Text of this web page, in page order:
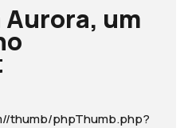
Aurora, um
thumb/phpThumb.php?